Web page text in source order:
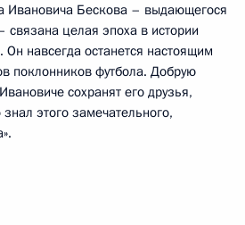
Ивановича Бескова – выдающегося
связана целая эпоха в истории
Он навсегда останется настоящим
поклонников футбола. Добрую
сохранят его друзья,
этого замечательного,